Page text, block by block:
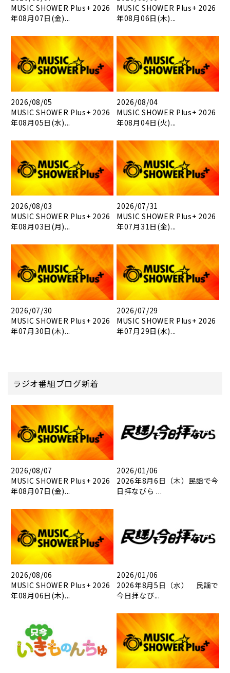
MUSIC SHOWER Plus+ 2026
年08月07日(金)...
MUSIC SHOWER Plus+ 2026
年08月06日(木)...
2026/08/05
MUSIC SHOWER Plus+ 2026
年08月05日(水)...
2026/08/04
MUSIC SHOWER Plus+ 2026
年08月04日(火)...
2026/08/03
MUSIC SHOWER Plus+ 2026
年08月03日(月)...
2026/07/31
MUSIC SHOWER Plus+ 2026
年07月31日(金)...
2026/07/30
MUSIC SHOWER Plus+ 2026
年07月30日(木)...
2026/07/29
MUSIC SHOWER Plus+ 2026
年07月29日(水)...
ラジオ番組ブログ新着
2026/08/07
MUSIC SHOWER Plus+ 2026
年08月07日(金)...
2026/01/06
2026年8月6日（木）民謡で今
日拝なびら ...
2026/08/06
MUSIC SHOWER Plus+ 2026
年08月06日(木)...
2026/01/06
2026年8月5日（水） 民謡で
今日拝なび...